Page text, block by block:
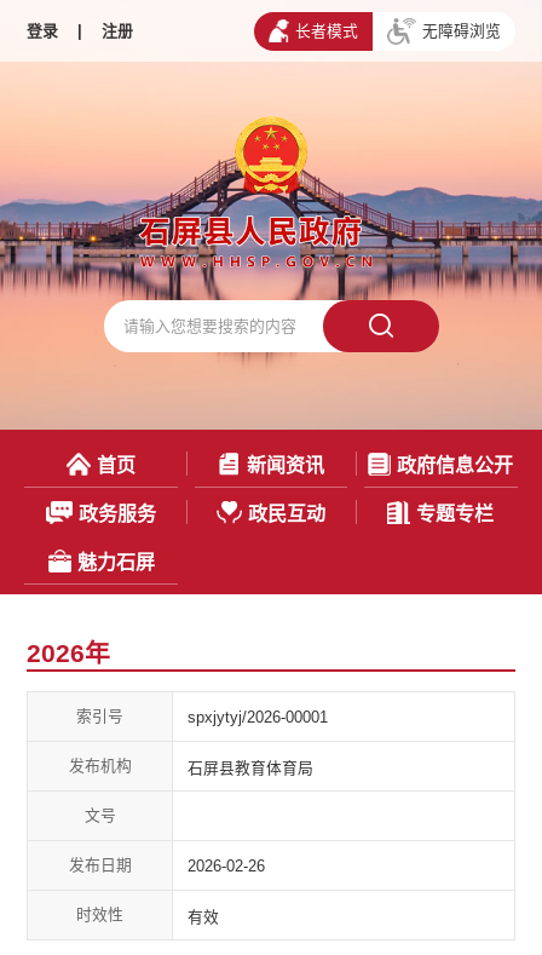
登录 | 注册 长者模式 无障碍浏览
首页 新闻资讯 政府信息公开
政务服务 政民互动 专题专栏
魅力石屏
2026年
索引号 spxjytyj/2026-00001
发布机构 石屏县教育体育局
文号
发布日期 2026-02-26
时效性 有效